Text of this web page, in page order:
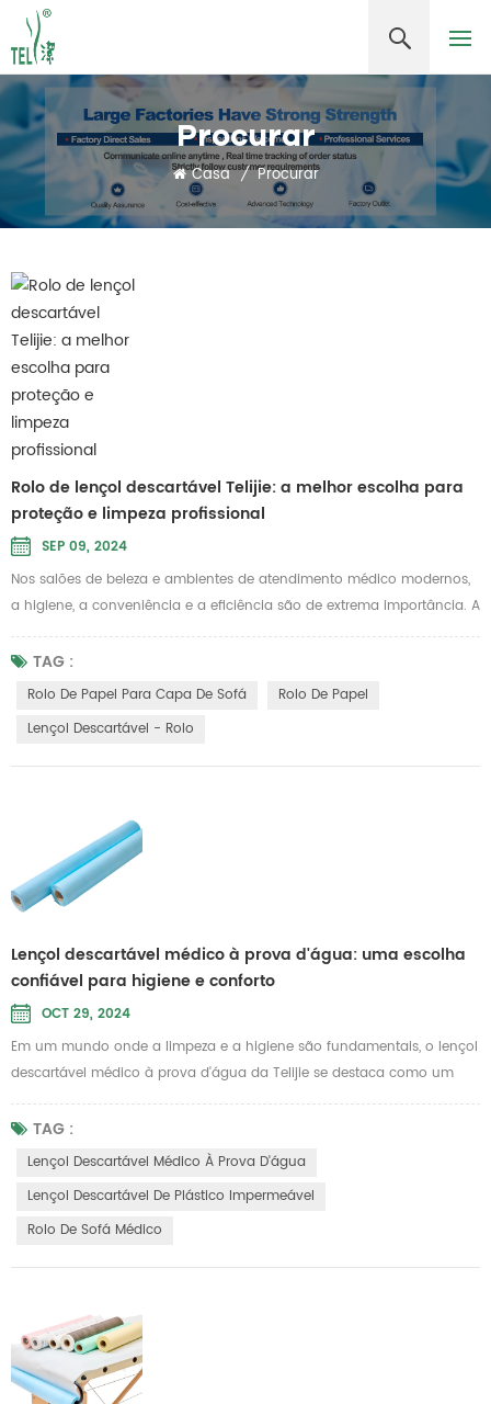
Procurar
Casa / Procurar
Rolo de lençol descartável Telijie: a melhor escolha para
proteção e limpeza profissional
SEP 09, 2024
Nos salões de beleza e ambientes de atendimento médico modernos,
a higiene, a conveniência e a eficiência são de extrema importância. A
Telijie está comprometida em fornecer soluções de cuidados de alto
padrão, e nosso rolo de lençol descartável é projetado
especificamente para atender a essas necessidades. É ideal para uso
é uma pri...
TAG :
Rolo De Papel Para Capa De Sofá
Rolo De Papel
Lençol Descartável - Rolo
Lençol descartável médico à prova d'água: uma escolha
confiável para higiene e conforto
OCT 29, 2024
Em um mundo onde a limpeza e a higiene são fundamentais, o lençol
descartável médico à prova d'água da Telijie se destaca como um
produto essencial para vários setores, incluindo salões de beleza,
hospitais e hotéis. Projetado para aplicações descartáveis, este lençol
combina praticidade com conforto, garantindo uma experiência
prov...
TAG :
Lençol Descartável Médico À Prova D'água
Lençol Descartável De Plástico Impermeável
Rolo De Sofá Médico